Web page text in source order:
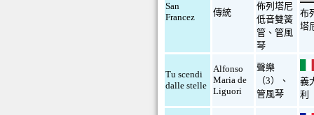
San
Francez
傳統
佈列塔尼
低音雙簧
管 、管風
琴
布
塔
Tu scendi
dalle stelle
Alfonso
Maria de
Liguori
聲樂
（3）
、
管風琴
義
利